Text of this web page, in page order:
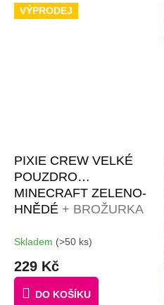
VÝPRODEJ
PIXIE CREW VELKÉ
POUZDRO
MINECRAFT ZELENO-
HNĚDÉ + BROŽURKA
NÁPADŮ + 50
ČERNÝCH PIXELŮ
Skladem (>50 ks)
229 Kč
DO KOŠÍKU